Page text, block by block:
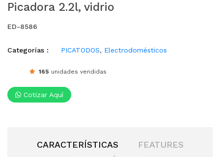
Picadora 2.2l, vidrio
ED-8586
Categorías : PICATODOS, Electrodomésticos
165 unidades vendidas
Cotizar Aquí
CARACTERÍSTICAS
FEATURES